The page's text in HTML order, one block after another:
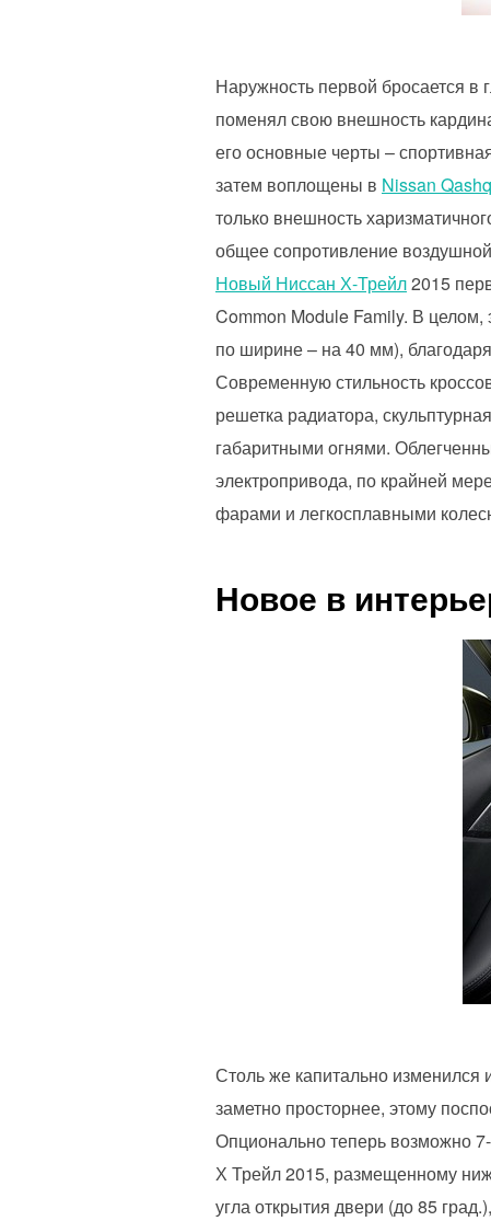
Наружность первой бросается в
поменял свою внешность
его основные черты –
затем воплощены в Nissan
только внешность
общее сопротивление
Новый Ниссан Х-Трейл2015
Common Module Family. В целом,
по ширине – на 40 мм),
Современную стильность
решетка радиатора,
габаритными огнями.
электропривода, по крайней
фарами и легкосплавными
Новое в
Столь же капитально изменился
заметно просторнее, этому
Опционально теперь возможно
Х Трейл 2015, размещенному
угла открытия двери (до 85